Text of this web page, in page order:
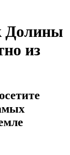
Долины
из